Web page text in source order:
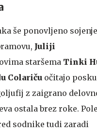
še ponovljeno
Juliji
staršema Tinki
Colariču očitajo
z zaigrano
ostala brez roke.
sodnike tudi zaradi